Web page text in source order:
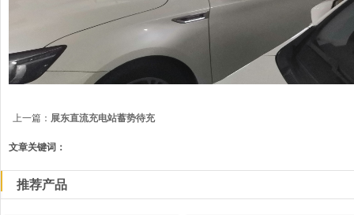
上一篇： 展东直流充电站蓄势待充
文章关键词：
推荐产品